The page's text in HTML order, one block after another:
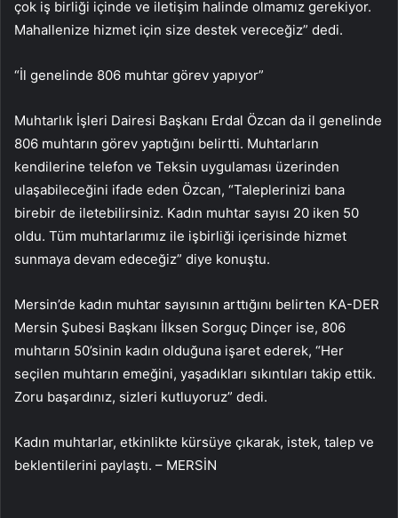
çok iş birliği içinde ve iletişim halinde olmamız gerekiyor.
Mahallenize hizmet için size destek vereceğiz” dedi.
“İl genelinde 806 muhtar görev yapıyor”
Muhtarlık İşleri Dairesi Başkanı Erdal Özcan da il genelinde
806 muhtarın görev yaptığını belirtti. Muhtarların
kendilerine telefon ve Teksin uygulaması üzerinden
ulaşabileceğini ifade eden Özcan, “Taleplerinizi bana
birebir de iletebilirsiniz. Kadın muhtar sayısı 20 iken 50
oldu. Tüm muhtarlarımız ile işbirliği içerisinde hizmet
sunmaya devam edeceğiz” diye konuştu.
Mersin’de kadın muhtar sayısının arttığını belirten KA-DER
Mersin Şubesi Başkanı İlksen Sorguç Dinçer ise, 806
muhtarın 50’sinin kadın olduğuna işaret ederek, “Her
seçilen muhtarın emeğini, yaşadıkları sıkıntıları takip ettik.
Zoru başardınız, sizleri kutluyoruz” dedi.
Kadın muhtarlar, etkinlikte kürsüye çıkarak, istek, talep ve
beklentilerini paylaştı. – MERSİN